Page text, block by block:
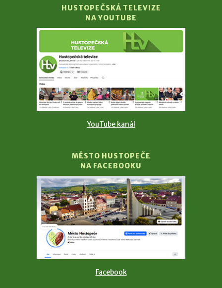
HUSTOPEČSKÁ TELEVIZE
NA YOUTUBE
YouTube kanál
MĚSTO HUSTOPEČE
NA FACEBOOKU
Facebook